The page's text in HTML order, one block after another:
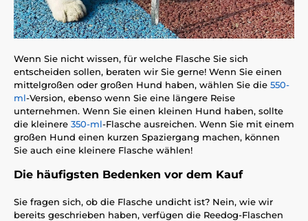
Wenn Sie nicht wissen, für welche Flasche Sie sich
entscheiden sollen, beraten wir Sie gerne! Wenn Sie einen
mittelgroßen oder großen Hund haben, wählen Sie die 550-
ml-Version, ebenso wenn Sie eine längere Reise
unternehmen. Wenn Sie einen kleinen Hund haben, sollte
die kleinere 350-ml-Flasche ausreichen. Wenn Sie mit einem
großen Hund einen kurzen Spaziergang machen, können
Sie auch eine kleinere Flasche wählen!
Die häufigsten Bedenken vor dem Kauf
Sie fragen sich, ob die Flasche undicht ist? Nein, wie wir
bereits geschrieben haben, verfügen die Reedog-Flaschen